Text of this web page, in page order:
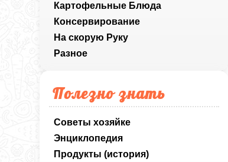
Картофельные Блюда
Консервирование
На скорую Руку
Разное
Полезно знать
Советы хозяйке
Энциклопедия
Продукты (история)